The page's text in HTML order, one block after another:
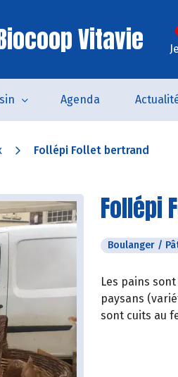
Vitavie
Agenda
Follépi Follet bertrand
Follépi
Boulanger /
Les pains
paysans
sont cuits au